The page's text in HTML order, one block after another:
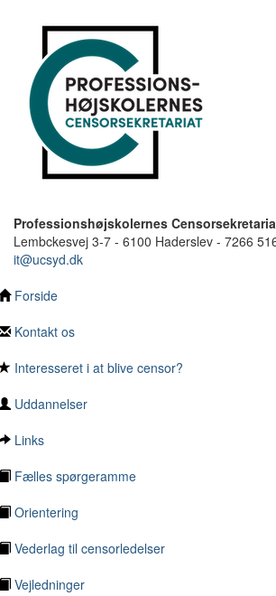
Professionshøjskolernes
Lembckesvej 3-7 - 6100 Haderslev - 7266
it@ucsyd.dk
Forside
Kontakt os
Interesseret i at blive censor?
Uddannelser
Links
Fælles spørgeramme
Orientering
Vederlag til censorledelser
Vejledninger